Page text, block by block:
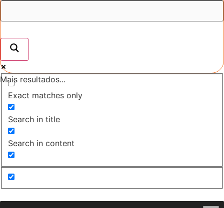
Mais resultados...
Exact matches only
Search in title
Search in content